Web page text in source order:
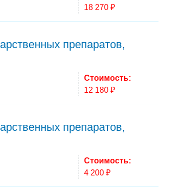
18 270 ₽
препаратов,
Стоимость:
12 180 ₽
препаратов,
Стоимость:
4 200 ₽